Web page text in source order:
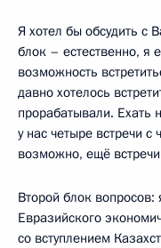
Я хотел бы обсудить с
блок – естественно, я
возможность
давно хотелось
прорабатывали. Ехать
у нас четыре встречи
возможно, ещё
Второй блок
Евразийского
со вступлением